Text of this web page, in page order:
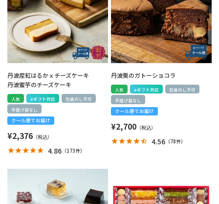
丹波産紅はるかｘチーズケーキ
丹波蜜芋のチーズケーキ
人気 eギフト対応
包装のし不可
手提げ袋なし
クール便でお届け
¥2,376
4.86 （173件）
丹波栗のガトーショコラ
人気 eギフト対応
包装のし不可
手提げ袋なし
クール便でお届け
¥2,700
4.56 （78件）